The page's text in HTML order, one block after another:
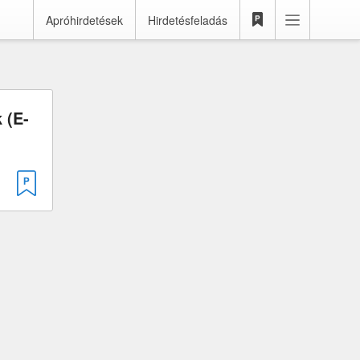
Apróhirdetések Hirdetésfeladás
(E-